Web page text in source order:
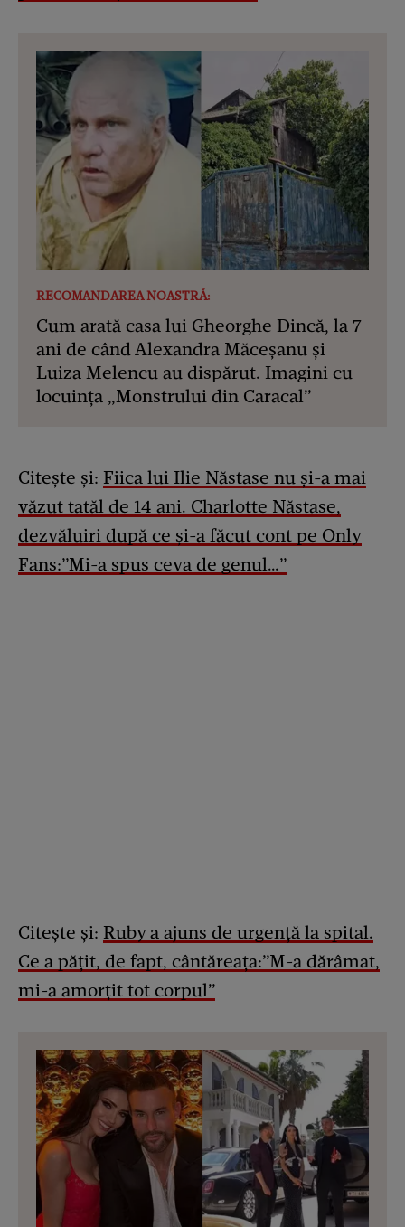
RECOMANDAREA NOASTRĂ:
Cum arată casa lui Gheorghe Dincă, la 7
ani de când Alexandra Măceșanu și
Luiza Melencu au dispărut. Imagini cu
locuința „Monstrului din Caracal”
Citește și: Fiica lui Ilie Năstase nu și-a mai
văzut tatăl de 14 ani. Charlotte Năstase,
dezvăluiri după ce și-a făcut cont pe Only
Fans:”Mi-a spus ceva de genul…”
Citește și: Ruby a ajuns de urgență la spital.
Ce a pățit, de fapt, cântăreața:”M-a dărâmat,
mi-a amorțit tot corpul”